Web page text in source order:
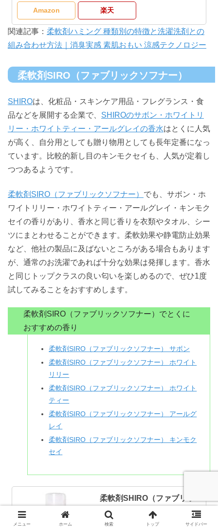
Amazon 楽天
関連記事： 柔軟剤ハミング 種類別の特徴と洗濯洗剤との
組み合わせ方法｜消臭実感 素肌おもい 涼感テクノロジー
柔軟剤SIRO（ファブリックソフナー）
SHIROは、化粧品・スキンケア用品・フレグランス・食
品などを展開する企業で、 SHIROのサボン・ホワイトリ
リー・ホワイトティー・アールグレイの香水はとくに人気
が高く、自分用としても贈り物用としても長年定番になっ
ています。比較的新し目のキンモクセイも、人気が定着し
つつあるようです。
柔軟剤SIRO（ファブリックソフナー） でも、サボン・ホ
ワイトリリー・ホワイトティー・アールグレイ・キンモク
セイの香りがあり、香水と同じ香りを衣類やタオル、シー
ツにまとわせることができます。柔軟効果や静電防止効果
など、他社の製品に及ばないところがある場合もあります
が、通常のお洗濯であれば十分な効果は発揮します。香水
と同じトップクラスの良い匂いを楽しめるので、ぜひ1度
試してみることをおすすめします。
柔軟剤SIRO（ファブリックソフナー）でとくに
おすすめの香り
柔軟剤SIRO（ファブリックソフナー） サボン
柔軟剤SIRO（ファブリックソフナー） ホワイト
リリー
柔軟剤SIRO（ファブリックソフナー） ホワイト
ティー
柔軟剤SIRO（ファブリックソフナー） アールグ
レイ
柔軟剤SIRO（ファブリックソフナー） キンモク
セイ
柔軟剤SHIRO（ファブリッ
クソフナー） ホワイトリリ
ー 520mL
メニュー ホーム 検索 トップ サイドバー